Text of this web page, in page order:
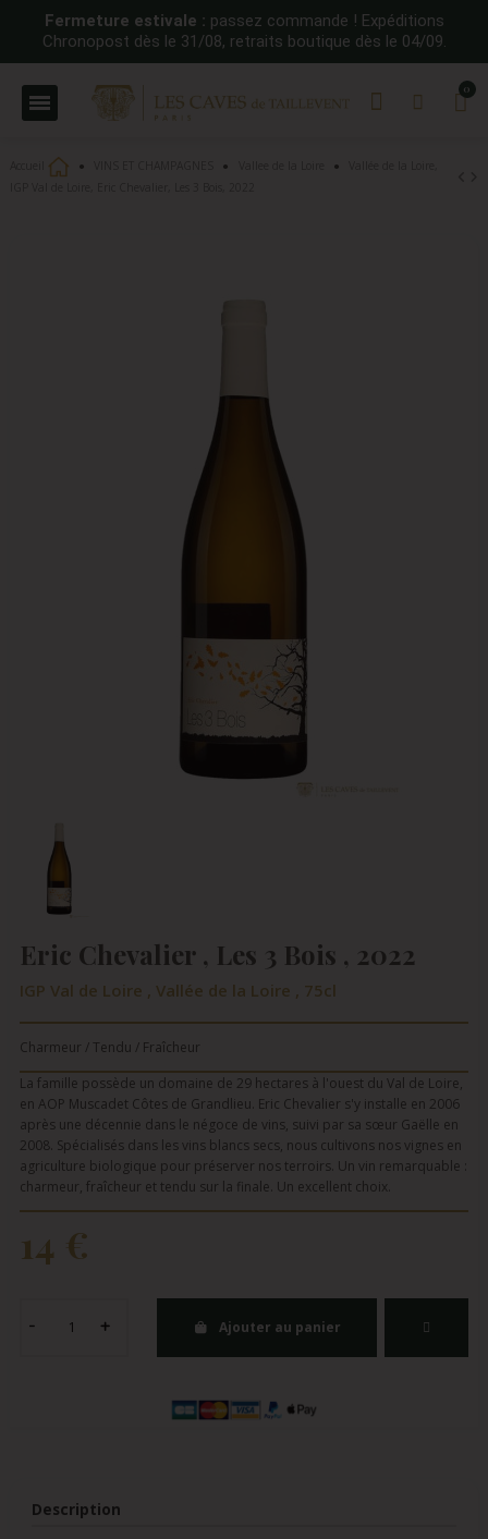
Fermeture estivale : passez commande ! Expéditions
Chronopost dès le 31/08, retraits boutique dès le 04/09.
Eric Chevalier , Les 3 Bois , 2022
IGP Val de Loire , Vallée de la Loire , 75cl
Charmeur / Tendu / Fraîcheur
La famille possède un domaine de 29 hectares à l'ouest du Val de Loire,
en AOP Muscadet Côtes de Grandlieu. Eric Chevalier s'y installe en 2006
après une décennie dans le négoce de vins, suivi par sa sœur Gaëlle en
2008. Spécialisés dans les vins blancs secs, nous cultivons nos vignes en
agriculture biologique pour préserver nos terroirs. Un vin remarquable :
charmeur, fraîcheur et tendu sur la finale. Un excellent choix.
14 €
Ajouter au panier
Description